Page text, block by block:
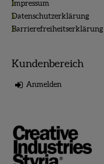
Impressum
Datenschutzerklärung
Barrierefreiheitserklärung
Kundenbereich
Anmelden